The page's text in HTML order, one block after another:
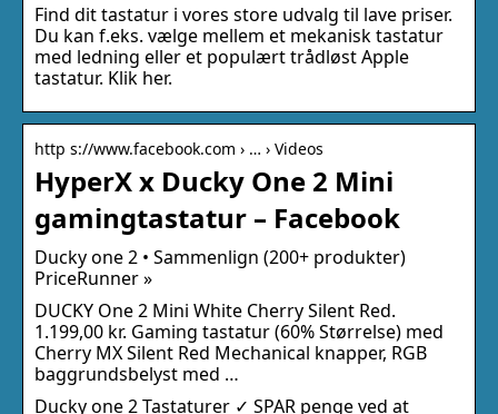
Find dit tastatur i vores store udvalg til lave priser.
Du kan f.eks. vælge mellem et mekanisk tastatur
med ledning eller et populært trådløst Apple
tastatur. Klik her.
http s://www.facebook.com › … › Videos
HyperX x Ducky One 2 Mini
gamingtastatur – Facebook
Ducky one 2 • Sammenlign (200+ produkter)
PriceRunner »
DUCKY One 2 Mini White Cherry Silent Red.
1.199,00 kr. Gaming tastatur (60% Størrelse) med
Cherry MX Silent Red Mechanical knapper, RGB
baggrundsbelyst med …
Ducky one 2 Tastaturer ✓ SPAR penge ved at